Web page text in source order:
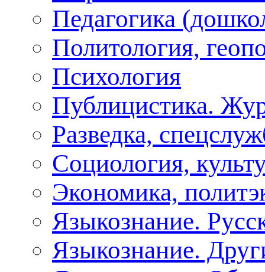
Педагогика
Политология,
Психология
Публицистика.
Разведка,
Социология,
Экономика,
Языкознание.
Языкознание.